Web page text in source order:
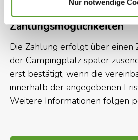
Nur notwendige
benutzen.
Belegenheit und Abstände
Wir sind ungefähr 50 km von
Dänisch/Deutsche Grenze
von der Autobahn.
Haderslev | Saisonstellplätze
Zahlungsmöglichkeiten
Die Zahlung erfolgt über einen
der Campingplatz später
erst bestätigt, wenn die
innerhalb der angegebenen
Weitere Informationen folgen